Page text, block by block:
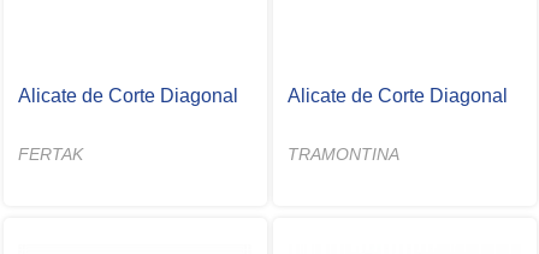
Alicate de Corte Diagonal
FERTAK
Alicate de Corte Diagonal
TRAMONTINA